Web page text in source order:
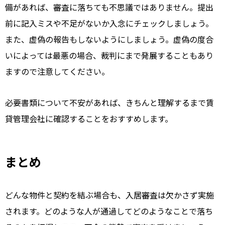
備があれば、審査に落ちても不思議ではありません。提出
前に記入ミスや不足がないか入念にチェックしましょう。
また、虚偽の報告もしないようにしましょう。虚偽の度合
いによっては最悪の場合、裁判にまで発展することもあり
ますので注意してください。
必要書類について不安があれば、きちんと理解するまで賃
貸管理会社に確認することをおすすめします。
まとめ
どんな物件と契約を結ぶ場合も、入居審査は欠かさず実施
されます。どのような人が通過してどのようなことで落ち